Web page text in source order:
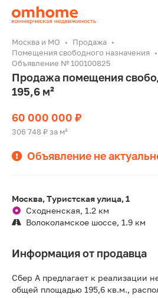
Москва и МО
Продажа
Помещения свободного назначения
Объявление № 100100825
Продажа помещения
195,6 м²
60 000 000 ₽
306 748 ₽ за м²
Объявление не
Москва, Туристская улица, 1
Сходненская, 1.2 км
Волоколамское шоссе, 1.9 км
Информация от продавца
Сбер А предлагает к реализации
общей площадью 195,6 кв.м.,